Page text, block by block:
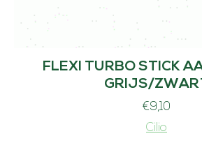
FLEXI TURBO STICK
GRIJS/
€9,10
Cilio